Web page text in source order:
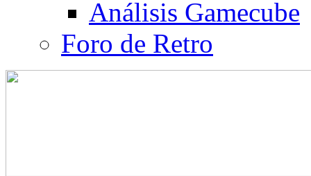
Análisis Gamecube
Foro de Retro